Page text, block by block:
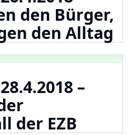
den Bürger,
den Alltag
–
der EZB